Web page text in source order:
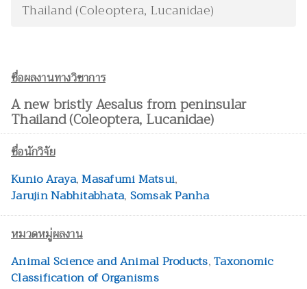
Thailand (Coleoptera, Lucanidae)
ชื่อผลงานทางวิชาการ
A new bristly Aesalus from peninsular
Thailand (Coleoptera, Lucanidae)
ชื่อนักวิจัย
Kunio Araya,Masafumi Matsui,
Jarujin Nabhitabhata, Somsak Panha
หมวดหมู่ผลงาน
Animal Science and Animal Products,Taxonomic
Classification of Organisms